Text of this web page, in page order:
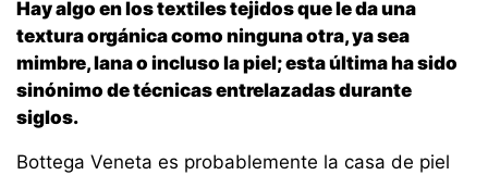
Hay algo en los textiles tejidos que le da una
textura orgánica como ninguna otra, ya sea
mimbre, lana o incluso la piel; esta última ha sido
sinónimo de técnicas entrelazadas durante
siglos.
Bottega Veneta es probablemente la casa de piel